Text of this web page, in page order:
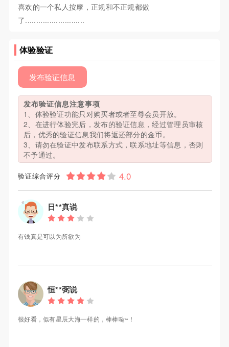
喜欢的一个私人按摩，正规和不正规都做
了...........................
体验验证
发布验证信息
发布验证信息注意事项
1、体验验证功能只对购买者或者至尊会员开放。
2、在进行体验完后，发布的验证信息，经过管理员审核
后，优秀的验证信息我们将返还部分的金币。
3、请勿在验证中发布联系方式，联系地址等信息，否则
不予通过。
验证综合评分
日**真说
有钱真是可以为所欲为
恒**弼说
很好看，似有星辰大海一样的，棒棒哒~！